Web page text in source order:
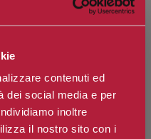
contenuti ed
dei social media e per
inoltre
il nostro sito con i
Card - Regolamento